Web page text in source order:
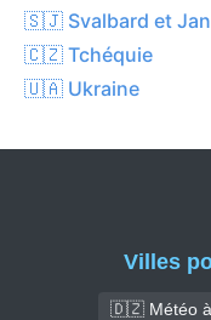
🇸🇯 Svalbard et Jan
🇨🇿 Tchéquie
🇺🇦 Ukraine
Villes
🇩🇿 Météo à